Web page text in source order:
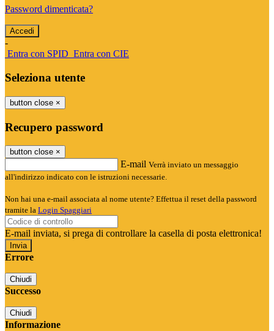
Password dimenticata?
-
Entra con SPID Entra con CIE
Seleziona utente
button close ×
Recupero password
button close ×
E-mail Verrà inviato un messaggio
all'indirizzo indicato con le istruzioni necessarie.
Non hai una e-mail associata al nome utente? Effettua il reset della password
tramite la Login Spaggiari
E-mail inviata, si prega di controllare la casella di posta elettronica!
Errore
Chiudi
Successo
Chiudi
Informazione